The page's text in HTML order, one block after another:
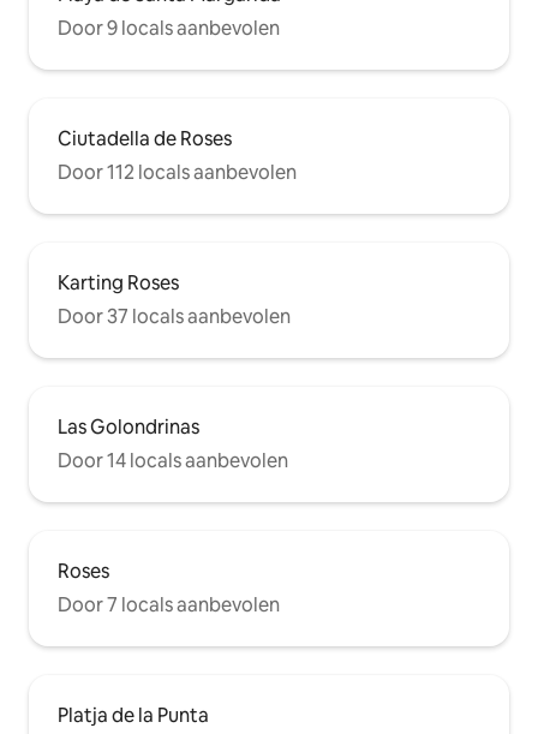
Door 9 locals aanbevolen
Ciutadella de Roses
Door 112 locals aanbevolen
Karting Roses
Door 37 locals aanbevolen
Las Golondrinas
Door 14 locals aanbevolen
Roses
Door 7 locals aanbevolen
Platja de la Punta